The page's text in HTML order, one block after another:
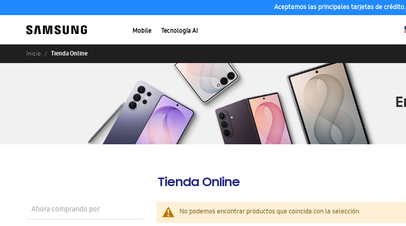
Aceptamos las principales tarjetas de crédito.
Mobile Tecnología AI
Inicio Tienda Online
Tienda Online
No podemos encontrar productos que coincida con la selección.
Ahora comprando por